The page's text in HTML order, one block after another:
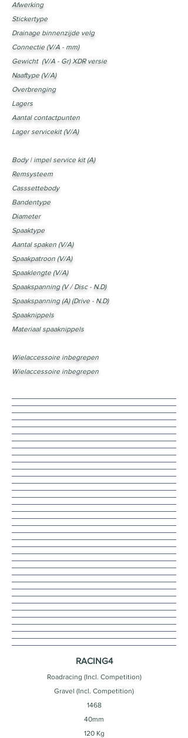
Afwerking
Stickertype
Drainage binnenzijde velg
Connectie (V/A - mm)
Gewicht (V/A - Gr) XDR versie
Naaftype (V/A)
Overbrenging
Lagers
Aantal contactpunten
Lager servicekit (V/A)
Body | impel service kit (A)
Remsysteem
Casssettebody
Bandentype
Diameter
Spaaktype
Aantal spaken (V/A)
Spaakpatroon (V/A)
Spaaklengte (V/A)
Spaakspanning (V / Disc - N.D)
Spaakspanning (A) (Drive - N.D)
Spaaknippels
Materiaal spaaknippels
Wielaccessoire inbegrepen
Wielaccessoire inbegrepen
RACING4
Roadracing (Incl. Competition)
Gravel (Incl. Competition)
1468
40mm
120 Kg